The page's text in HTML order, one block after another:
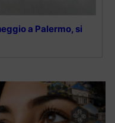
a Palermo, si